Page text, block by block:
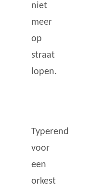
niet
meer
op
straat
lopen.
Typerend
voor
een
orkest